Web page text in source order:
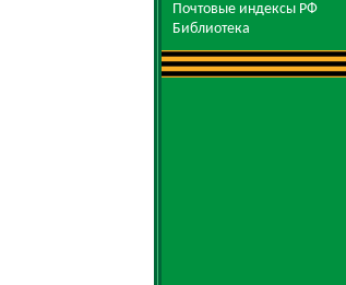
Почтовые индексы РФ
Библиотека